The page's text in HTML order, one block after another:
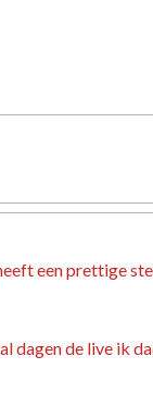
een
dagen de live ik